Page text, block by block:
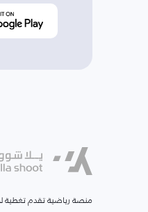
منصة رياضية تقدم تغطية